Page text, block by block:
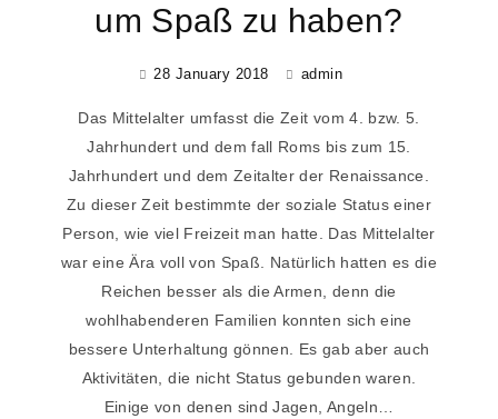
um Spaß zu haben?
28 January 2018 admin
Das Mittelalter umfasst die Zeit vom 4. bzw. 5.
Jahrhundert und dem fall Roms bis zum 15.
Jahrhundert und dem Zeitalter der Renaissance.
Zu dieser Zeit bestimmte der soziale Status einer
Person, wie viel Freizeit man hatte. Das Mittelalter
war eine Ära voll von Spaß. Natürlich hatten es die
Reichen besser als die Armen, denn die
wohlhabenderen Familien konnten sich eine
bessere Unterhaltung gönnen. Es gab aber auch
Aktivitäten, die nicht Status gebunden waren.
Einige von denen sind Jagen, Angeln…